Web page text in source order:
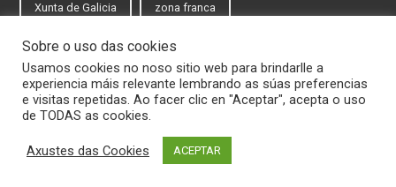
Xunta de Galicia zona franca
Iniciar sesión
Rexistrarse
© 2020 Novas do Eixo Atlántico
Sobre o uso das cookies
Usamos cookies no noso sitio web para brindarlle a
experiencia máis relevante lembrando as súas preferencias
e visitas repetidas. Ao facer clic en "Aceptar", acepta o uso
de TODAS as cookies.
Axustes das Cookies ACEPTAR